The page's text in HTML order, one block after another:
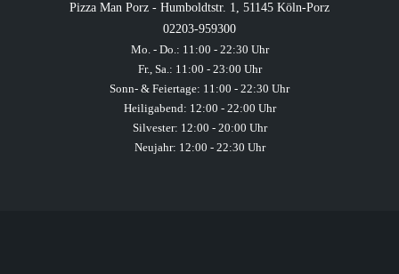
Pizza Man Porz - Humboldtstr. 1, 51145 Köln-Porz
02203-959300
Mo. - Do.: 11:00 - 22:30 Uhr
Fr., Sa.: 11:00 - 23:00 Uhr
Sonn- & Feiertage: 11:00 - 22:30 Uhr
Heiligabend: 12:00 - 22:00 Uhr
Silvester: 12:00 - 20:00 Uhr
Neujahr: 12:00 - 22:30 Uhr